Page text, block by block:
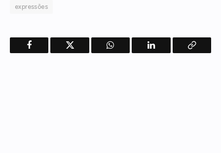
expressões
Facebook Twitter WhatsApp LinkedIn
Copy